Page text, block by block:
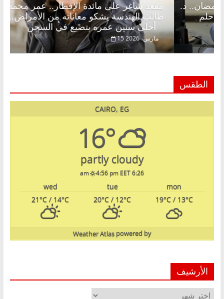
مقعد شاغر
طالب الهندسة
أحلى سنين عمره بتضيع في السجن
15 مارس، 2026
على الإفطار وبلكونة بلا زينة رمضان.. د.
فاروق خبير اقتصادي في انتظار حلم
الطقس
CAIRO, EG
16°
partly cloudy
6:26 am
4:56 pm EET
mon
tue
wed
19°C/ 13°C
20°C / 12°C
21°C / 14°C
powered by
Weather Atlas
الأرشيف
الأرشيف